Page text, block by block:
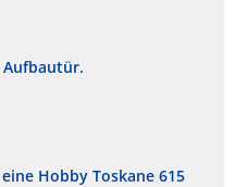
Aufbautür.
Hobby Toskane 615